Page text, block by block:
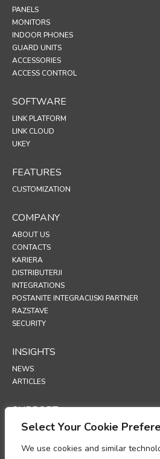
Select Your Cookie
We use cookies and similar
PANELS
MONITORS
INDOOR PHONES
GUARD UNITS
ACCESSORIES
ACCESS CONTROL
SOFTWARE
LINK PLATFORM
LINK CLOUD
UKEY
FEATURES
CUSTOMIZATION
COMPANY
ABOUT US
CONTACTS
KARIERA
DISTRIBUTERJI
INTEGRATIONS
POSTANITE INTEGRACIJSKI PARTNER
RAZSTAVE
SECURITY
INSIGHTS
NEWS
ARTICLES
SUPPORT
TECHNICAL PORTAL
POLICIES